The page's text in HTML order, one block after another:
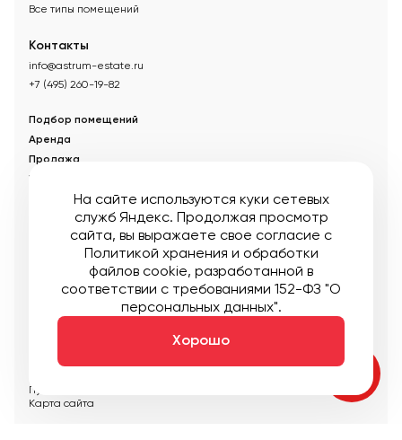
Все типы помещений
Контакты
info@astrum-estate.ru
+7 (495) 260-19-82
Подбор помещений
Аренда
Продажа
Управление недвижимостью
О компании
Новости
© Управляющая компания «Аструм Недвижимость».
Опубликованная на сайте информация носит информационный
характер и не является публичной офертой
Мы в соцсетях:
Публичная оферта
Карта сайта
На сайте используются куки сетевых
служб Яндекс. Продолжая просмотр
сайта, вы выражаете свое согласие с
Политикой хранения и обработки
файлов cookie, разработанной в
соответствии с требованиями 152-ФЗ "О
персональных данных".
Хорошо